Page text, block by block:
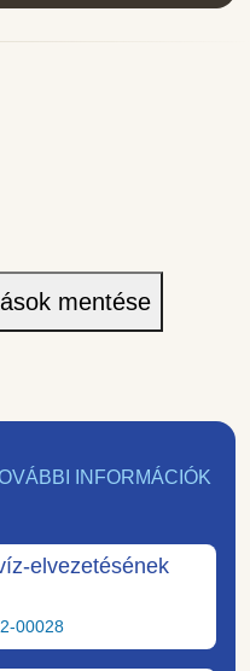
mentése
INFORMÁCIÓK
elvezetésének
00028